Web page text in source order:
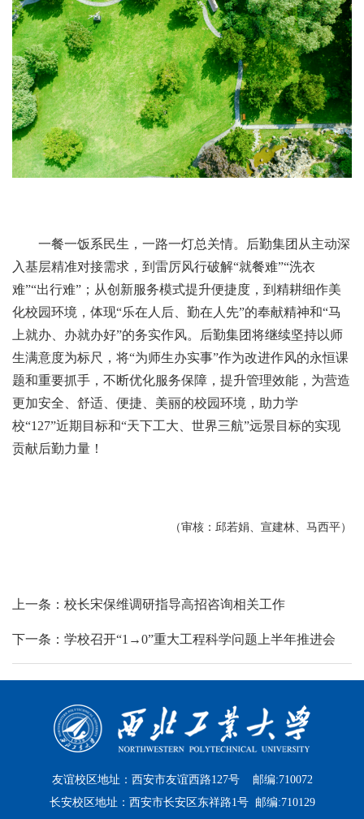
一餐一饭系民生，一路一灯总关情。后勤集团从主动深
入基层精准对接需求，到雷厉风行破解“就餐难”“洗衣
难”“出行难”；从创新服务模式提升便捷度，到精耕细作美
化校园环境，体现“乐在人后、勤在人先”的奉献精神和“马
上就办、办就办好”的务实作风。后勤集团将继续坚持以师
生满意度为标尺，将“为师生办实事”作为改进作风的永恒课
题和重要抓手，不断优化服务保障，提升管理效能，为营造
更加安全、舒适、便捷、美丽的校园环境，助力学
校“127”近期目标和“天下工大、世界三航”远景目标的实现
贡献后勤力量！
（审核：邱若娟、宣建林、马西平）
上一条：校长宋保维调研指导高招咨询相关工作
下一条：学校召开“1→0”重大工程科学问题上半年推进会
友谊校区地址：西安市友谊西路127号 邮编:710072
长安校区地址：西安市长安区东祥路1号 邮编:710129